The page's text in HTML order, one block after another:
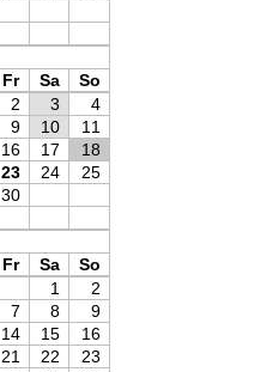
Fr Sa
So
2 3
4
9 10
11
16 17
18
23 24
25
30
Fr Sa
So
1
2
7 8
9
14 15
16
21 22
23